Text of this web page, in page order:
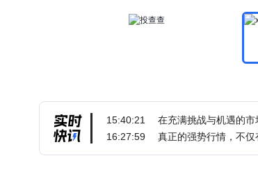
15:40:21
16:27:59